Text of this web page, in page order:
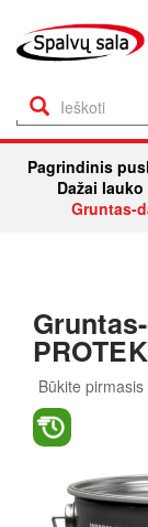
Pagrindinis
Dažai
Gruntas-
Būkite